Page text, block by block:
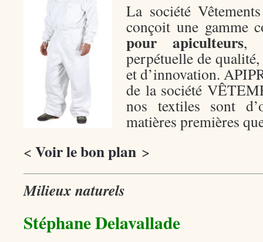
La société
conçoit une gamme
pour apiculteurs,
perpétuelle de
et d’innovation.
de la société
nos textiles sont
matières premières
< Voir le bon plan >
Milieux naturels
Stéphane Delavallade